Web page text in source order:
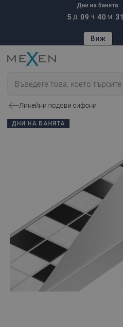
Дни на банята:
5 Д 09 Ч 40 М 30
Виж
Линейни подови сифони
ДНИ НА БАНЯТА